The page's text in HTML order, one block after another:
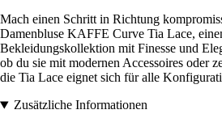
Mach einen Schritt in Richtung
Damenbluse KAFFE Curve Tia Lace,
Bekleidungskollektion mit Finesse und
ob du sie mit modernen Accessoires oder
die Tia Lace eignet sich für alle
Zusätzliche Informationen